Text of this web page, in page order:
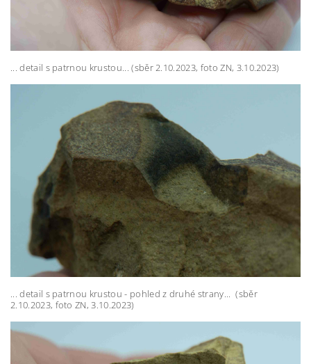
... detail s patrnou krustou... (sběr 2.10.2023, foto ZN, 3.10.2023)
... detail s patrnou krustou - pohled z druhé strany... (sběr
2.10.2023, foto ZN, 3.10.2023)